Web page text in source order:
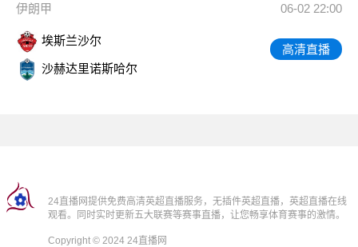
伊朗甲 06-02 22:00
埃斯兰沙尔
沙赫达里诺斯哈尔
高清直播
24直播网提供免费高清英超直播服务，无插件英超直播，英超直播在线
观看。同时实时更新五大联赛等赛事直播，让您畅享体育赛事的激情。
Copyright © 2024 24直播网